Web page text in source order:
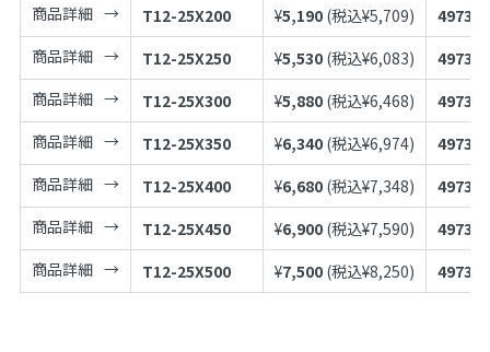
商品詳細
T12-25X200 ¥5,190 (税込¥5,709)
商品詳細
T12-25X250 ¥5,530 (税込¥6,083)
商品詳細
T12-25X300 ¥5,880 (税込¥6,468)
商品詳細
T12-25X350 ¥6,340 (税込¥6,974)
商品詳細
T12-25X400 ¥6,680 (税込¥7,348)
商品詳細
T12-25X450 ¥6,900 (税込¥7,590)
商品詳細
T12-25X500 ¥7,500 (税込¥8,250)